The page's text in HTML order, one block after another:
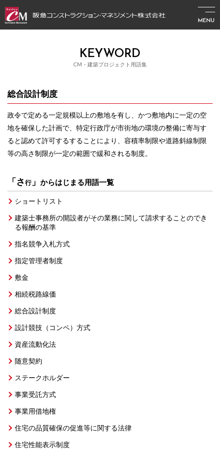
MENU
KEYWORD
CM・建築プロジェクト用語集
総合設計制度
政令で定める一定規模以上の敷地を有し、かつ敷地内に一定の空
地を確保した計画で、特定行政庁が市街地の環境の整備に寄与す
ると認めて許可するすることにより、容積率制限や道路斜線制限
等の高さ制限が一定の範囲で緩和される制度。
「さ行」 からはじまる用語一覧
ショートリスト
建築士事務所の開設者がその業務に関して請求することのでき
る報酬の基準
指名競争入札方式
指定管理者制度
敷金
相続税路線価
総合設計制度
設計競技（コンペ）方式
資産流動化法
随意契約
ステークホルダー
事業受託方式
事業用借地権
住宅の品質確保の促進等に関する法律
住宅性能表示制度